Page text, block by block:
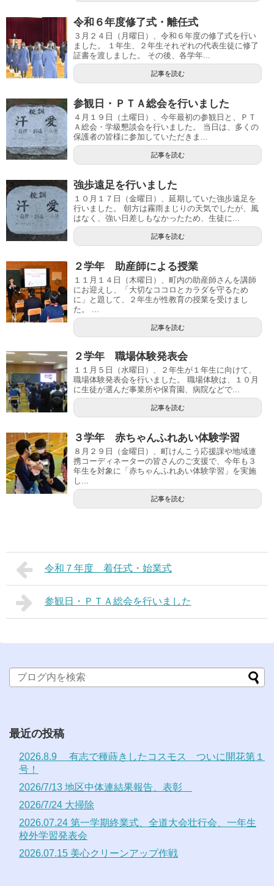
令和６年度修了式・離任式
３月２４日（月曜日）、令和６年度の修了式を行い
ました。 １年生、２年生それぞれの代表生徒に修了
証書を渡しました。 その後、各学年...
記事を読む
参観日・ＰＴＡ総会を行いました
４月１９日（土曜日）、今年最初の参観日と、ＰＴ
Ａ総会・学級懇談会を行いました。 当日は、多くの
保護者の皆様に参加していただきま...
記事を読む
強歩遠足を行いました
１０月１７日（金曜日）、延期していた強歩遠足を
行いました。 朝方は霧雨まじりの天気でしたが、風
はなく、強い日差しもなかったため、生徒に...
記事を読む
２学年 助産師による授業
１１月１４日（木曜日）、町内の助産師さんを講師
にお迎えし、「大切なココロとカラダを守るため
に」と題して、２年生が性教育の授業を受けまし
た。 ...
記事を読む
２学年 職場体験発表会
１１月５日（水曜日）、２年生が１年生に向けて、
職場体験発表会を行いました。 職場体験は、１０月
に生徒が選んだ事業所や保育園、病院などで...
記事を読む
３学年 赤ちゃんふれあい体験学習
８月２９日（金曜日）、町けんこう応援課や地域連
携コーディネーターの皆さんのご支援で、今年も３
年生を対象に「赤ちゃんふれあい体験学習」を実施
し...
記事を読む
令和７年度 着任式・始業式
参観日・ＰＴＡ総会を行いました
最近の投稿
2026.8.9 有志で種蒔きしたコスモス ついに開花第１
号！
2026/7/13 地区中体連結果報告、表彰
2026/7/24 大掃除
2026.07.24 第一学期終業式、全道大会壮行会、一年生
校外学習発表会
2026.07.15 美心クリーンアップ作戦